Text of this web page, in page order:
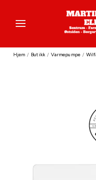
Hjem / Butikk / Varmepumpe /